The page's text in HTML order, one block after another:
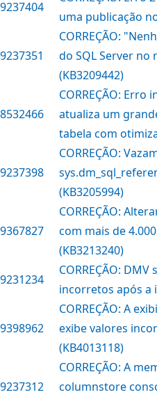
9237404
uma publicação
9237351
CORREÇÃO:
do SQL Server no
(KB3209442)
8532466
CORREÇÃO: Erro
atualiza um
tabela com
9237398
CORREÇÃO:
(KB3205994)
9367827
CORREÇÃO:
com mais de
(KB3213240)
9231234
CORREÇÃO:
incorretos após a
9398962
CORREÇÃO: A
exibe valores
(KB4013118)
9237312
CORREÇÃO: A
columnstore